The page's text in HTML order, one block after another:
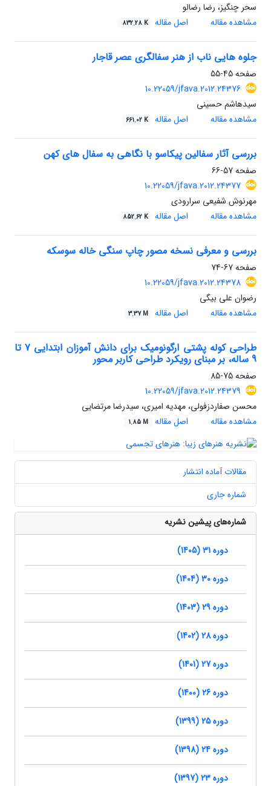
سحر چنگیز، رضا رضالو
مشاهده مقاله
اصل مقاله 832.28 K
جلوه هایی ناب از هنر سفالگری عصر قاجار
صفحه45-55
10.22059/jfava.2012.24376
سیدهاشم حسینی
مشاهده مقاله
اصل مقاله 661.02 K
بررسی آثار سفالین پیکاسو با نگاهی به سفال های کهن
صفحه57-66
10.22059/jfava.2012.24377
مهرنوش شفیعی سرارودی
مشاهده مقاله
اصل مقاله 852.62 K
بررسی و معرفی نسخه مصور چاپ سنگی خاله سوسکه
صفحه67-74
10.22059/jfava.2012.24378
رضوان علی بیگی
مشاهده مقاله
اصل مقاله 3.37 M
طراحی کوله پشتی ارگونومیک برای دانش آموزان ابتدایی 7 تا
9 ساله، بر مبنای رویکرد طراحی کاربر محور
صفحه75-85
10.22059/jfava.2012.24379
محسن صفاردزفولی، مهدیه امیری، سیدرضا مرتضایی
مشاهده مقاله
اصل مقاله 1.85 M
مقالات آماده انتشار
شماره جاری
شماره‌های پیشین نشریه
دوره 31 (1405)
دوره 30 (1404)
دوره 29 (1403)
دوره 28 (1402)
دوره 27 (1401)
دوره 26 (1400)
دوره 25 (1399)
دوره 24 (1398)
دوره 23 (1397)